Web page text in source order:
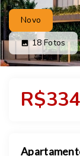
Novo
18Fotos